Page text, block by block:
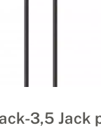
3,5 Jack